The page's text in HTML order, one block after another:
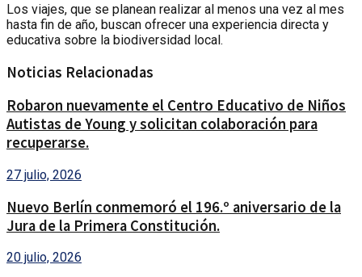
Los viajes, que se planean realizar al menos una vez al mes
hasta fin de año, buscan ofrecer una experiencia directa y
educativa sobre la biodiversidad local.
Noticias Relacionadas
Robaron nuevamente el Centro Educativo de Niños
Autistas de Young y solicitan colaboración para
recuperarse.
27 julio, 2026
Nuevo Berlín conmemoró el 196.º aniversario de la
Jura de la Primera Constitución.
20 julio, 2026